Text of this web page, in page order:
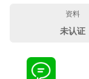
资料
未认证